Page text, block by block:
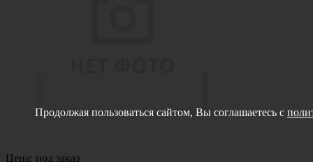
Цена: под заказ
Продолжая пользоваться сайтом, Вы соглашаетесь с